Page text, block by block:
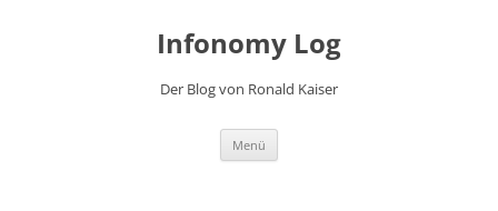
Infonomy Log
Der Blog von Ronald Kaiser
Menü